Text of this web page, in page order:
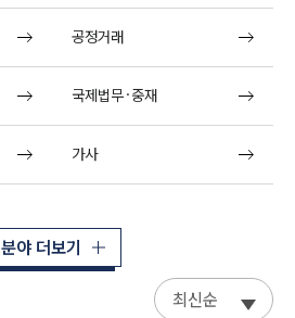
공정거래
국제법무·중재
가사
분야 더보기
최신순